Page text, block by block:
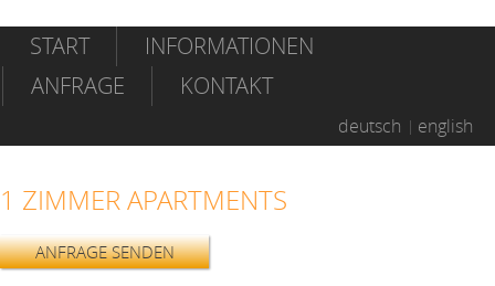
START
INFORMATIONEN
ANFRAGE
KONTAKT
deutsch english
1 ZIMMER APARTMENTS
ANFRAGE SENDEN